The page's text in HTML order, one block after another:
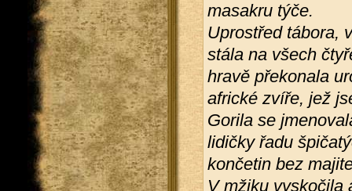
masakru týče.
Uprostřed tábora,
stála na všech
hravě překonala
africké zvíře, jež
Gorila se
lidičky řadu
končetin bez
V mžiku vyskočila